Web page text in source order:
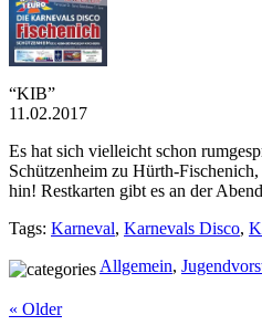
“KIB”
11.02.2017
Es hat sich vielleicht schon
Schützenheim zu Hürth-
hin! Restkarten gibt es an der
Tags: Karneval, Karnevals Disco,
Allgemein,
« Older